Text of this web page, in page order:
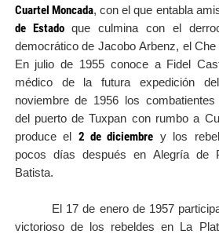
Cuartel Moncada, con el que entabla
de Estadoque culmina con el
democrático de Jacobo Arbenz, el
En julio de 1955 conoce a Fidel
médico de la futura expedición
noviembre de 1956 los combatientes
del puerto de Tuxpan con rumbo a
produce el 2 de diciembre y los
pocos días después en Alegría de
Batista.
El 17 de enero de 1957
victorioso de los rebeldes en La